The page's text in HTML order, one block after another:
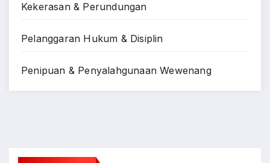
Kekerasan & Perundungan
Pelanggaran Hukum & Disiplin
Penipuan & Penyalahgunaan Wewenang